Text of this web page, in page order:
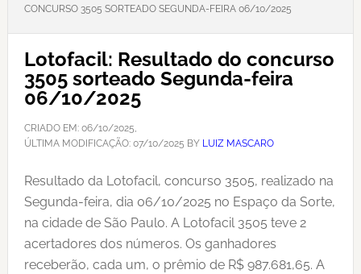
CONCURSO 3505 SORTEADO SEGUNDA-FEIRA 06/10/2025
Lotofacil: Resultado do concurso
3505 sorteado Segunda-feira
06/10/2025
CRIADO EM: 06/10/2025,
ÚLTIMA MODIFICAÇÃO: 07/10/2025 BY LUIZ MASCARO
Resultado da Lotofacil, concurso 3505, realizado na
Segunda-feira, dia 06/10/2025 no Espaço da Sorte,
na cidade de São Paulo. A Lotofacil 3505 teve 2
acertadores dos números. Os ganhadores
receberão, cada um, o prêmio de R$ 987.681,65. A